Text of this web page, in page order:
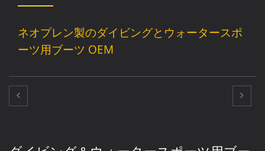
ネオプレン製のダイビングとウォータースポ
ーツ用ブーツ OEM